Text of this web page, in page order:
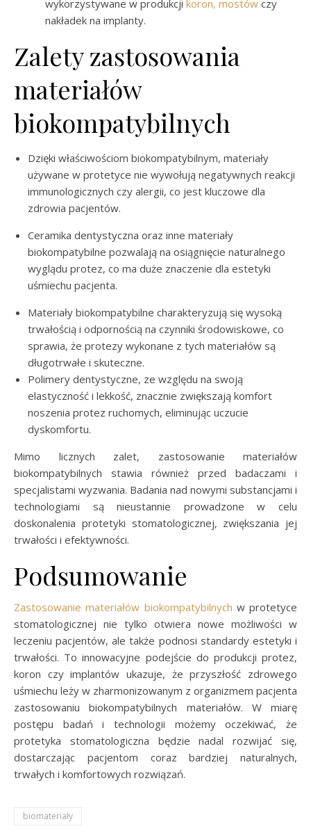
wykorzystywane w produkcji koron, mostów czy
nakładek na implanty.
Zalety zastosowania
materiałów
biokompatybilnych
Dzięki właściwościom biokompatybilnym, materiały
używane w protetyce nie wywołują negatywnych reakcji
immunologicznych czy alergii, co jest kluczowe dla
zdrowia pacjentów.
Ceramika dentystyczna oraz inne materiały
biokompatybilne pozwalają na osiągnięcie naturalnego
wyglądu protez, co ma duże znaczenie dla estetyki
uśmiechu pacjenta.
Materiały biokompatybilne charakteryzują się wysoką
trwałością i odpornością na czynniki środowiskowe, co
sprawia, że protezy wykonane z tych materiałów są
długotrwałe i skuteczne.
Polimery dentystyczne, ze względu na swoją
elastyczność i lekkość, znacznie zwiększają komfort
noszenia protez ruchomych, eliminując uczucie
dyskomfortu.
Mimo licznych zalet, zastosowanie materiałów
biokompatybilnych stawia również przed badaczami i
specjalistami wyzwania. Badania nad nowymi substancjami i
technologiami są nieustannie prowadzone w celu
doskonalenia protetyki stomatologicznej, zwiększania jej
trwałości i efektywności.
Podsumowanie
Zastosowanie materiałów biokompatybilnych w protetyce
stomatologicznej nie tylko otwiera nowe możliwości w
leczeniu pacjentów, ale także podnosi standardy estetyki i
trwałości. To innowacyjne podejście do produkcji protez,
koron czy implantów ukazuje, że przyszłość zdrowego
uśmiechu leży w zharmonizowanym z organizmem pacjenta
zastosowaniu biokompatybilnych materiałów. W miarę
postępu badań i technologii możemy oczekiwać, że
protetyka stomatologiczna będzie nadal rozwijać się,
dostarczając pacjentom coraz bardziej naturalnych,
trwałych i komfortowych rozwiązań.
biomateriały